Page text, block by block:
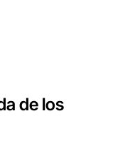
de los